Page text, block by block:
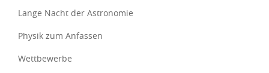
Lange Nacht der Astronomie
Physik zum Anfassen
Wettbewerbe